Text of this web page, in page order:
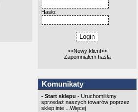
Hasło:
>>Nowy klient<<
Zapomniałem hasła
Komunikaty
- Start sklepu - Uruchomiliśmy
sprzedaż naszych towarów poprzez
sklep inte ... Więcej